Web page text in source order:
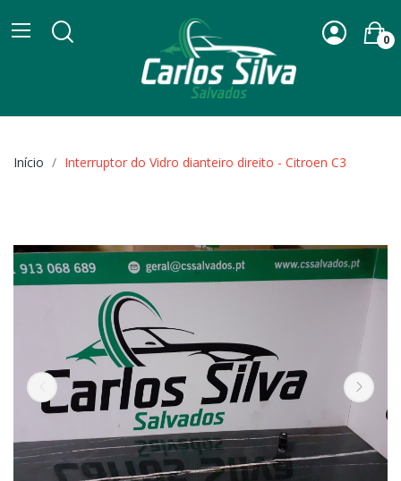
0
Início Interruptor do Vidro dianteiro direito - Citroen C3